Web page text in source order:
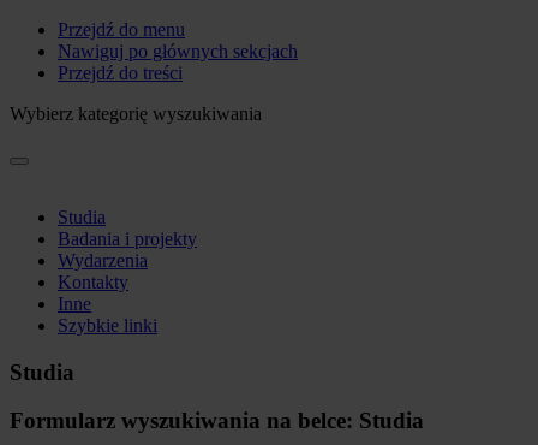
Przejdź do menu
Nawiguj po głównych sekcjach
Przejdź do treści
Wybierz kategorię wyszukiwania
Studia
Badania i projekty
Wydarzenia
Kontakty
Inne
Szybkie linki
Studia
Formularz wyszukiwania na belce: Studia